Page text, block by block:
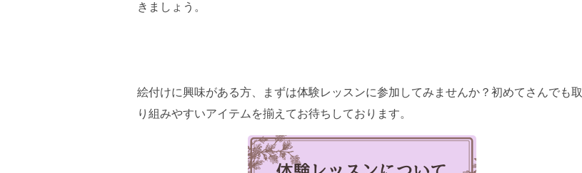
きましょう。
絵付けに興味がある方、まずは体験レッスンに参加してみませんか？初めてさんでも取
り組みやすいアイテムを揃えてお待ちしております。